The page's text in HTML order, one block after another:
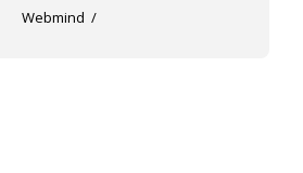
Webmind